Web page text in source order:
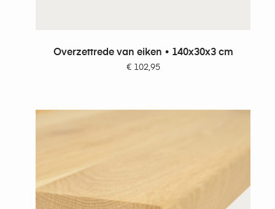
TOEVOEGEN AAN WINKELWAGEN
Overzettrede van eiken • 140x30x3 cm
€102,95